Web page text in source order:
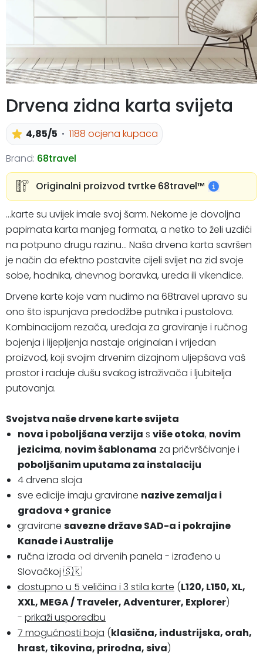
Drvena zidna karta svijeta
4,85/5
1188 ocjena kupaca
Brand: 68travel
Originalni proizvod tvrtke 68travel™️
...karte su uvijek imale svoj šarm. Nekome je dovoljna
papirnata karta manjeg formata, a netko to želi uzdići
na potpuno drugu razinu... Naša drvena karta savršen
je način da efektno postavite cijeli svijet na zid svoje
sobe, hodnika, dnevnog boravka, ureda ili vikendice.
Drvene karte koje vam nudimo na 68travel upravo su
ono što ispunjava predodžbe putnika i pustolova.
Kombinacijom rezača, uređaja za graviranje i ručnog
bojenja i lijepljenja nastaje originalan i vrijedan
proizvod, koji svojim drvenim dizajnom uljepšava vaš
prostor i raduje dušu svakog istraživača i ljubitelja
putovanja.
Svojstva naše drvene karte svijeta
nova i poboljšana verzija s više otoka, novim
jezicima, novim šablonama za pričvršćivanje i
poboljšanim uputama za instalaciju
4 drvena sloja
sve edicije imaju gravirane nazive zemalja i
gradova + granice
gravirane savezne države SAD-a i pokrajine
Kanade i Australije
ručna izrada od drvenih panela - izrađeno u
Slovačkoj 🇸🇰
dostupno u 5 veličina i 3 stila karte (L120, L150, XL,
XXL, MEGA / Traveler, Adventurer, Explorer)
- prikaži usporedbu
7 mogućnosti boja (klasična, industrijska, orah,
hrast, tikovina, prirodna, siva)